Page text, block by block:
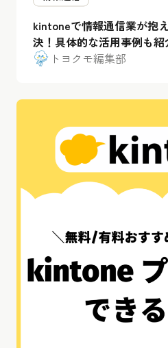
kintoneで情報通信業が抱
決！具体的な活用事例も紹
トヨクモ編集部